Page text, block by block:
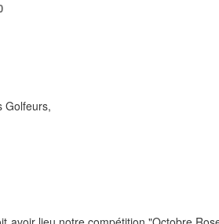
Golfeurs,